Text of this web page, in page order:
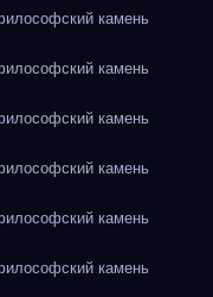
камень
камень
камень
камень
камень
камень